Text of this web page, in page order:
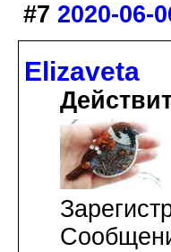
#7 2020-06-
Elizaveta